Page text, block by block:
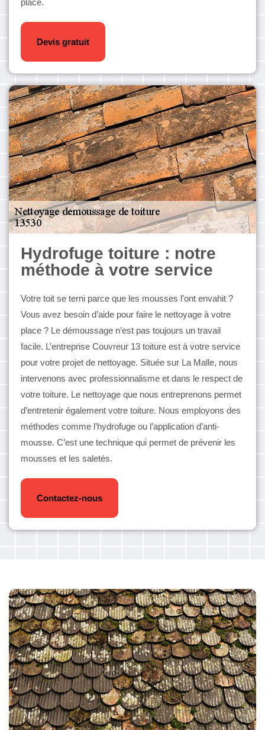
place.
Devis gratuit
Hydrofuge toiture : notre
méthode à votre service
Votre toit se terni parce que les mousses l’ont envahit ?
Vous avez besoin d’aide pour faire le nettoyage à votre
place ? Le démoussage n’est pas toujours un travail
facile. L’entreprise Couvreur 13 toiture est à votre service
pour votre projet de nettoyage. Située sur La Malle, nous
intervenons avec professionnalisme et dans le respect de
votre toiture. Le nettoyage que nous entreprenons permet
d’entretenir également votre toiture. Nous employons des
méthodes comme l’hydrofuge ou l’application d’anti-
mousse. C’est une technique qui permet de prévenir les
mousses et les saletés.
Contactez-nous